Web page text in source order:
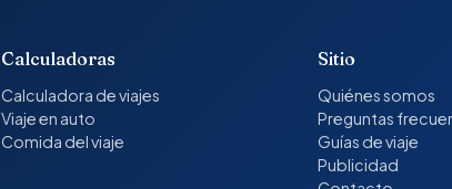
Calculadoras
Calculadora de viajes
Viaje en auto
Comida del viaje
Sitio
Quiénes somos
Preguntas
Guías de viaje
Publicidad